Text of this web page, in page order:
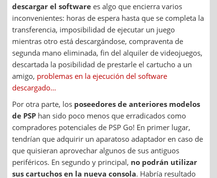
descargar el software es algo que encierra varios
inconvenientes: horas de espera hasta que se completa la
transferencia, imposibilidad de ejecutar un juego
mientras otro está descargándose, compraventa de
segunda mano eliminada, fin del alquiler de videojuegos,
descartada la posibilidad de prestarle el cartucho a un
amigo, problemas en la ejecución del software
descargado…
Por otra parte, los poseedores de anteriores modelos
de PSP han sido poco menos que erradicados como
compradores potenciales de PSP Go! En primer lugar,
tendrían que adquirir un aparatoso adaptador en caso de
que quisieran aprovechar algunos de sus antiguos
periféricos. En segundo y principal, no podrán utilizar
sus cartuchos en la nueva consola. Habría resultado